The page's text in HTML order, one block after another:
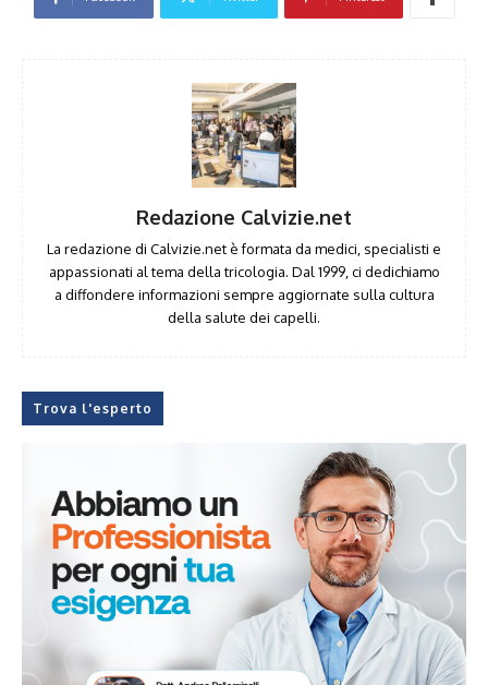
Redazione Calvizie.net
La redazione di Calvizie.net è formata da medici, specialisti e
appassionati al tema della tricologia. Dal 1999, ci dedichiamo
a diffondere informazioni sempre aggiornate sulla cultura
della salute dei capelli.
Trova l'esperto